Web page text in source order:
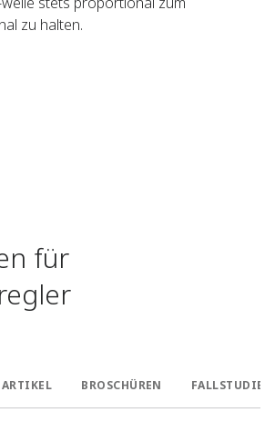
zu halten.
für
BROSCHÜREN FALLSTUDIEN